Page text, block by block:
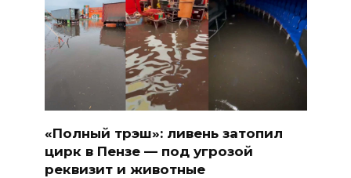
«Полный трэш»: ливень затопил
цирк в Пензе — под угрозой
реквизит и животные